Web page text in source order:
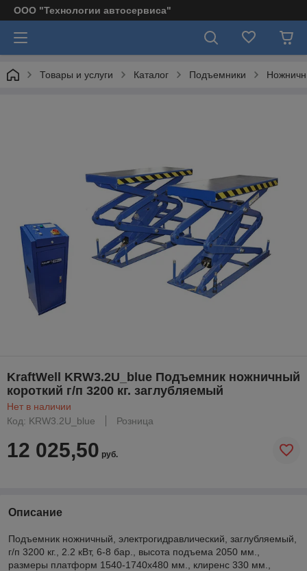
ООО "Технологии автосервиса"
Товары и услуги Каталог Подъемники
KraftWell KRW3.2U_blue Подъемник ножничный
короткий г/п 3200 кг. заглубляемый
Нет в наличии
Код: KRW3.2U_blue
Розница
12 025,50 руб.
Описание
Подъемник ножничный, электрогидравлический, заглубляемый,
г/п 3200 кг., 2.2 кВт, 6-8 бар., высота подъема 2050 мм.,
размеры платформ 1540-1740х480 мм., клиренс 330 мм.,